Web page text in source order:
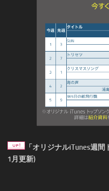
「オリジナルiTunes週
1月更新)